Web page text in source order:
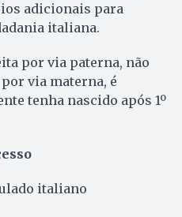
adicionais para
italiana.
por via paterna, não
via materna, é
tenha nascido após 1º
italiano